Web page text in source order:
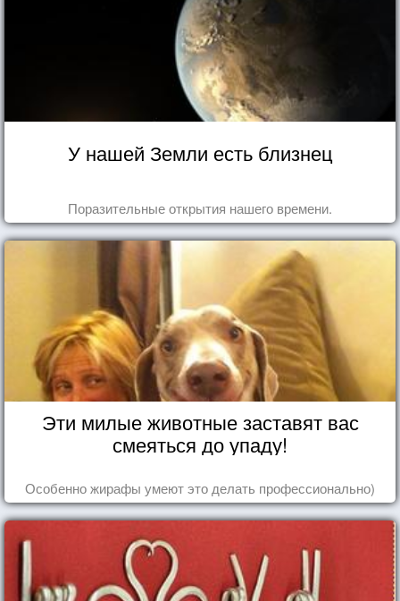
У нашей Земли есть близнец
Поразительные открытия нашего времени.
Эти милые животные заставят вас
смеяться до упаду!
Особенно жирафы умеют это делать профессионально)